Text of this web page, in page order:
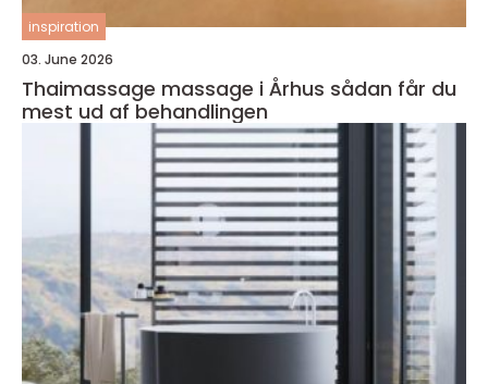
inspiration
03. June 2026
Thaimassage massage i Århus sådan får du
mest ud af behandlingen